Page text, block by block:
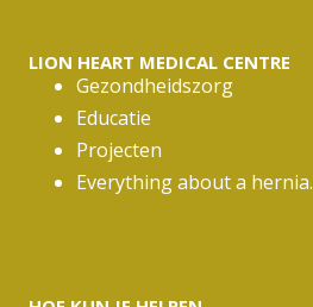
LION HEART MEDICAL CENTRE
Gezondheidszorg
Educatie
Projecten
Everything about a hernia.